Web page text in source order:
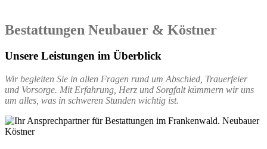
Bestattungen Neubauer & Köstner
Unsere Leistungen im Überblick
Wir begleiten Sie in allen Fragen rund um Abschied, Trauerfeier
und Vorsorge. Mit Erfahrung, Herz und Sorgfalt kümmern wir uns
um alles, was in schweren Stunden wichtig ist.